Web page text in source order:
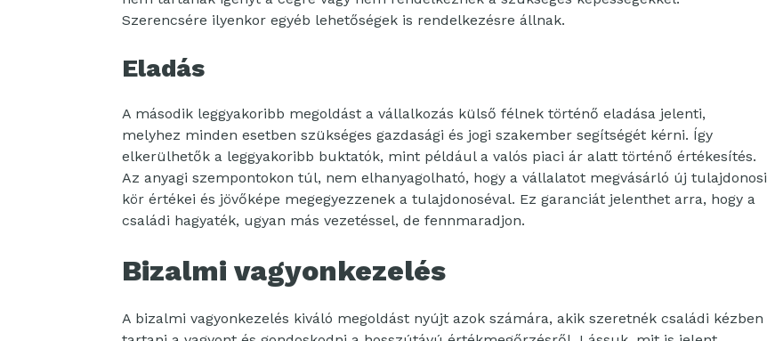
Szerencsére ilyenkor egyéb lehetőségek is rendelkezésre állnak.
Eladás
A második leggyakoribb megoldást a vállalkozás külső félnek történő eladása jelenti,
melyhez minden esetben szükséges gazdasági és jogi szakember segítségét kérni. Így
elkerülhetők a leggyakoribb buktatók, mint például a valós piaci ár alatt történő értékesítés.
Az anyagi szempontokon túl, nem elhanyagolható, hogy a vállalatot megvásárló új tulajdonosi
kör értékei és jövőképe megegyezzenek a tulajdonoséval. Ez garanciát jelenthet arra, hogy a
családi hagyaték, ugyan más vezetéssel, de fennmaradjon.
Bizalmi vagyonkezelés
A bizalmi vagyonkezelés kiváló megoldást nyújt azok számára, akik szeretnék családi kézben